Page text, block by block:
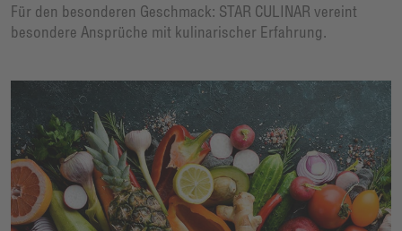
Für den besonderen Geschmack: STAR CULINAR vereint
besondere Ansprüche mit kulinarischer Erfahrung.